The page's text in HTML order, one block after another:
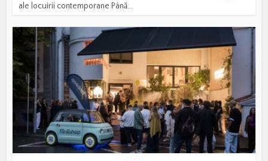
ale locuirii contemporane Până...